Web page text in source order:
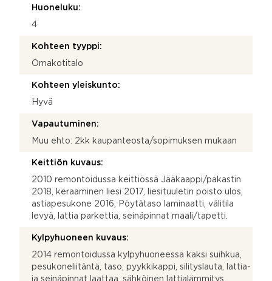
Huoneluku:
4
Kohteen tyyppi:
Omakotitalo
Kohteen yleiskunto:
Hyvä
Vapautuminen:
Muu ehto: 2kk kaupanteosta/sopimuksen mukaan
Keittiön kuvaus:
2010 remontoidussa keittiössä Jääkaappi/pakastin
2018, keraaminen liesi 2017, liesituuletin poisto ulos,
astiapesukone 2016, Pöytätaso laminaatti, välitila
levyä, lattia parkettia, seinäpinnat maali/tapetti.
Kylpyhuoneen kuvaus:
2014 remontoidussa kylpyhuoneessa kaksi suihkua,
pesukoneliitäntä, taso, pyykkikappi, silityslauta, lattia-
ja seinäpinnat laattaa, sähköinen lattialämmitys,